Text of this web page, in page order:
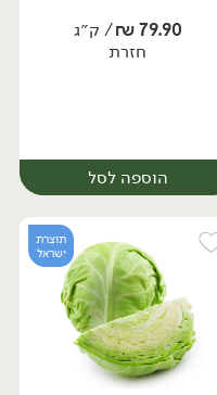
מארז
79.90
₪/ ק״ג
חזרת
הוספה לסל
תוצרת
ישראל